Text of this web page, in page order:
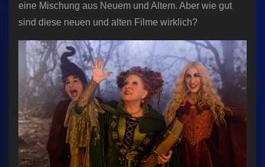
eine Mischung aus Neuem und Altem. Aber wie gut
sind diese neuen und alten Filme wirklich?